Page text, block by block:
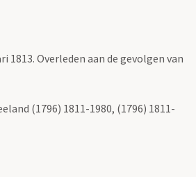
1813. Overleden aan de gevolgen van
(1796) 1811-1980, (1796) 1811-